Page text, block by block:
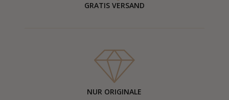
GRATIS VERSAND
NUR ORIGINALE